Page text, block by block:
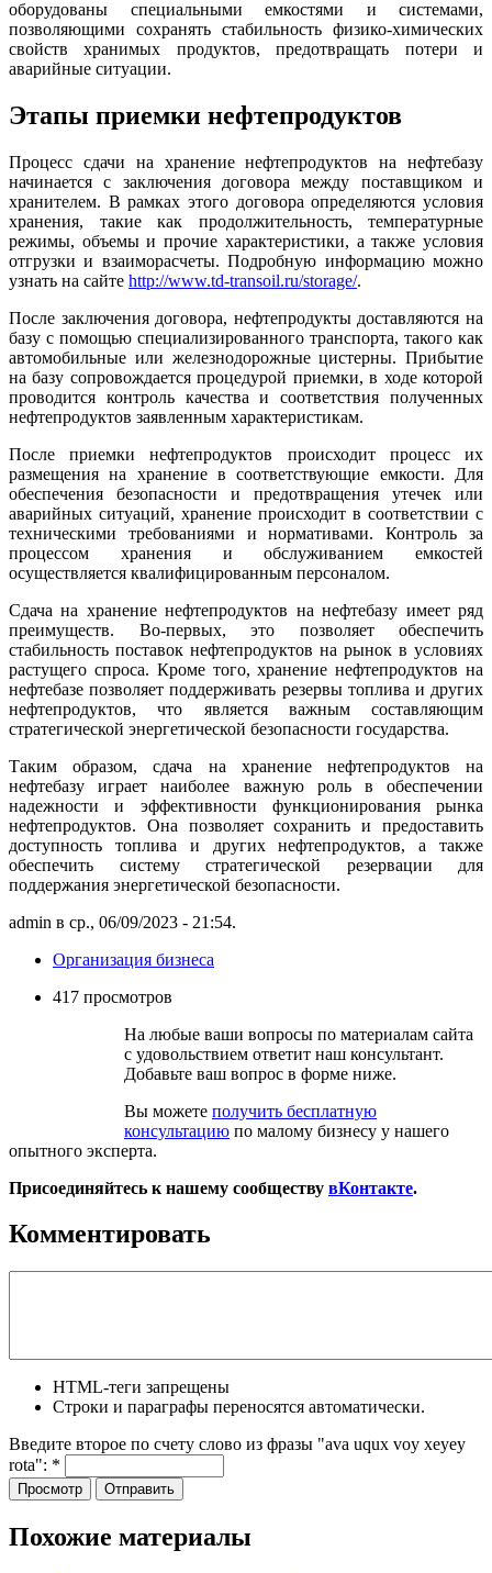
оборудованы специальными емкостями и системами,
позволяющими сохранять стабильность физико-химических
свойств хранимых продуктов, предотвращать потери и
аварийные ситуации.
Этапы приемки нефтепродуктов
Процесс сдачи на хранение нефтепродуктов на нефтебазу
начинается с заключения договора между поставщиком и
хранителем. В рамках этого договора определяются условия
хранения, такие как продолжительность, температурные
режимы, объемы и прочие характеристики, а также условия
отгрузки и взаиморасчеты. Подробную информацию можно
узнать на сайте http://www.td-transoil.ru/storage/.
После заключения договора, нефтепродукты доставляются на
базу с помощью специализированного транспорта, такого как
автомобильные или железнодорожные цистерны. Прибытие
на базу сопровождается процедурой приемки, в ходе которой
проводится контроль качества и соответствия полученных
нефтепродуктов заявленным характеристикам.
После приемки нефтепродуктов происходит процесс их
размещения на хранение в соответствующие емкости. Для
обеспечения безопасности и предотвращения утечек или
аварийных ситуаций, хранение происходит в соответствии с
техническими требованиями и нормативами. Контроль за
процессом хранения и обслуживанием емкостей
осуществляется квалифицированным персоналом.
Сдача на хранение нефтепродуктов на нефтебазу имеет ряд
преимуществ. Во-первых, это позволяет обеспечить
стабильность поставок нефтепродуктов на рынок в условиях
растущего спроса. Кроме того, хранение нефтепродуктов на
нефтебазе позволяет поддерживать резервы топлива и других
нефтепродуктов, что является важным составляющим
стратегической энергетической безопасности государства.
Таким образом, сдача на хранение нефтепродуктов на
нефтебазу играет наиболее важную роль в обеспечении
надежности и эффективности функционирования рынка
нефтепродуктов. Она позволяет сохранить и предоставить
доступность топлива и других нефтепродуктов, а также
обеспечить систему стратегической резервации для
поддержания энергетической безопасности.
admin в ср., 06/09/2023 - 21:54.
Организация бизнеса
417 просмотров
На любые ваши вопросы по материалам сайта
с удовольствием ответит наш консультант.
Добавьте ваш вопрос в форме ниже.
Вы можете получить бесплатную
консультацию по малому бизнесу у нашего
опытного эксперта.
Присоединяйтесь к нашему сообществу вКонтакте.
Комментировать
HTML-теги запрещены
Строки и параграфы переносятся автоматически.
Введите второе по счету слово из фразы "ava uqux voy xeyey
rota": *
Похожие материалы